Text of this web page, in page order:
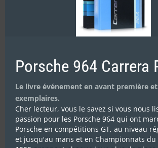
Rallyes Magazine N°303
8.90€
Ajouter au panier
Porsche 964 Carrera
Le livre événement en avant première et
exemplaires.
Cher lecteur, vous le savez si vous nous
passion pour les Porsche 964 qui ont
Porsche en compétitions GT, au niveau
et jusqu'au mans et en Championnats du